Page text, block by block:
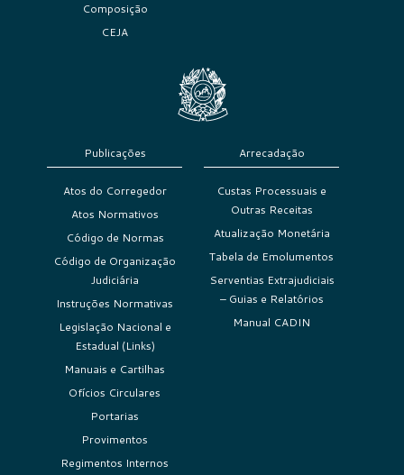
Composição
CEJA
Publicações
Atos do Corregedor
Atos Normativos
Código de Normas
Código de Organização
Judiciária
Instruções Normativas
Legislação Nacional e
Estadual (Links)
Manuais e Cartilhas
Ofícios Circulares
Portarias
Provimentos
Regimentos Internos
Arrecadação
Custas Processuais e
Outras Receitas
Atualização Monetária
Tabela de Emolumentos
Serventias Extrajudiciais
– Guias e Relatórios
Manual CADIN